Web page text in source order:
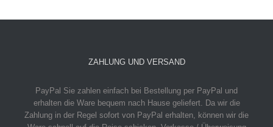
ZAHLUNG UND VERSAND
PayPal Sie zahlen einfach bei Bestellung per PayPal und
erhalten die Ware bequem nach Hause geliefert. Da wir die
Zahlung in der Regel sofort von PayPal erhalten, können wir die